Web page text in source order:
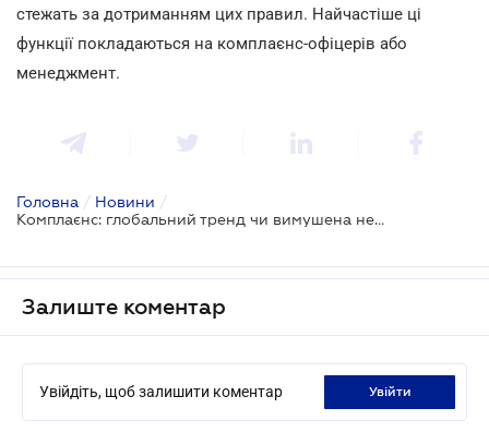
стежать за дотриманням цих правил. Найчастіше ці
функції покладаються на комплаєнс-офіцерів або
менеджмент.
Головна / Новини /
Комплаєнс: глобальний тренд чи вимушена необхідність?
Залиште коментар
Увійдіть, щоб залишити коментар увійти